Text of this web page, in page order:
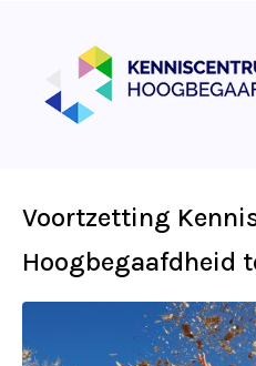
Voortzetting
Hoogbegaafdheid